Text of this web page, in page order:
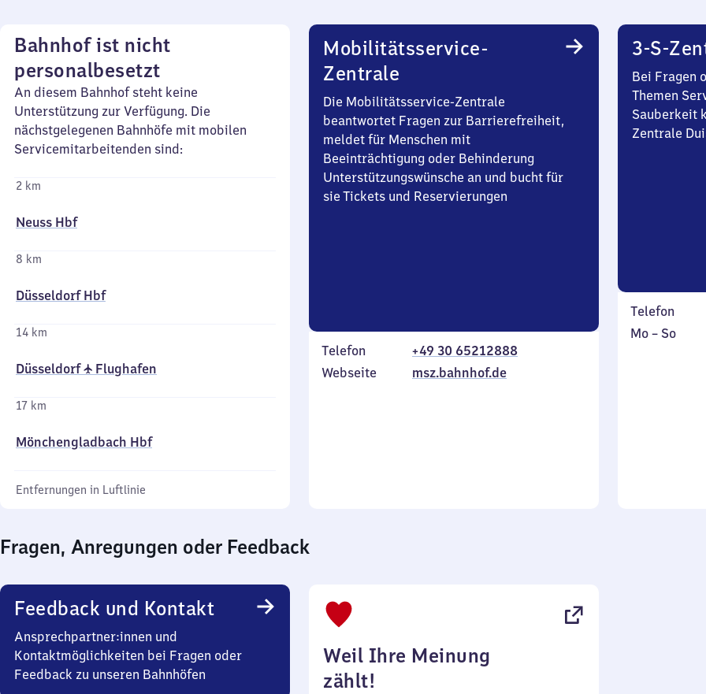
Bahnhof ist nicht
personalbesetzt
An diesem Bahnhof steht keine
Unterstützung zur Verfügung. Die
nächstgelegenen Bahnhöfe mit mobilen
Servicemitarbeitenden sind:
2 km
Neuss Hbf
8 km
Düsseldorf Hbf
14 km
Düsseldorf ✈ Flughafen
17 km
Mönchengladbach Hbf
Entfernungen in Luftlinie
Mobilitätsservice-
Zentrale
Die Mobilitätsservice-Zentrale
beantwortet Fragen zur Barrierefreiheit,
meldet für Menschen mit
Beeinträchtigung oder Behinderung
Unterstützungswünsche an und bucht für
sie Tickets und Reservierungen
Telefon
+49 30 65212888
Webseite
msz.bahnhof.de
3-S-
Bei Fragen
Themen
Sauberkeit
Zentrale
Telefon
Montag
Mo – So,
Fragen, Anregungen oder Feedback
Feedback und Kontakt
Ansprechpartner:innen und
Kontaktmöglichkeiten bei Fragen oder
Feedback zu unseren Bahnhöfen
Weil Ihre Meinung
zählt!